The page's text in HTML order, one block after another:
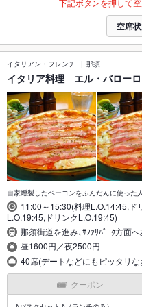
空席
イタリアン・フレンチ 那須
イタリア料理 エル・バローロ
自家燻製したベーコンをふんだんに使った
11:00～15:30(料理L.O.14:45,ド
L.O.19:45,ドリンクL.O.19:45)
那須街道を進み､ｻﾌｧﾘﾊﾟｰｸ方面
昼1600円／夜2500円
40席(デートなどにもピッタリ
クーポン